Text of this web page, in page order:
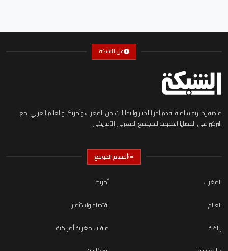
عن الشبكة
منصة إخبارية شاملة تقدم آخر الأخبار والتحليلات من المغرب وأمريكا والعالم العربي، مع
التركيز على القضايا المهمة للمجتمع المغربي الأمريكي.
أقسام الموقع
المغرب
أمريكا
العالم
اقتصاد واستثمار
رياضة
ملفات مغربية أمريكية